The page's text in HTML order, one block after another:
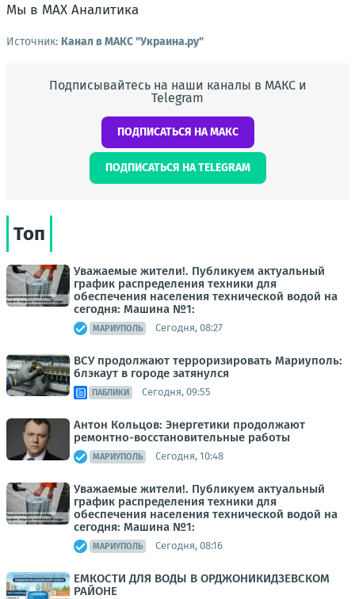
Мы в MAX Аналитика
Источник: Канал в МАКС "Украина.ру"
Подписывайтесь на наши каналы в МАКС и
Telegram
ПОДПИСАТЬСЯ НА МАКС
ПОДПИСАТЬСЯ НА TELEGRAM
Топ
Уважаемые жители!. Публикуем актуальный
график распределения техники для
обеспечения населения технической водой на
сегодня: Машина №1:
МАРИУПОЛЬ Сегодня, 08:27
ВСУ продолжают терроризировать Мариуполь:
блэкаут в городе затянулся
ПАБЛИКИ Сегодня, 09:55
Антон Кольцов: Энергетики продолжают
ремонтно-восстановительные работы
МАРИУПОЛЬ Сегодня, 10:48
Уважаемые жители!. Публикуем актуальный
график распределения техники для
обеспечения населения технической водой на
сегодня: Машина №1:
МАРИУПОЛЬ Сегодня, 08:16
ЕМКОСТИ ДЛЯ ВОДЫ В ОРДЖОНИКИДЗЕВСКОМ
РАЙОНЕ